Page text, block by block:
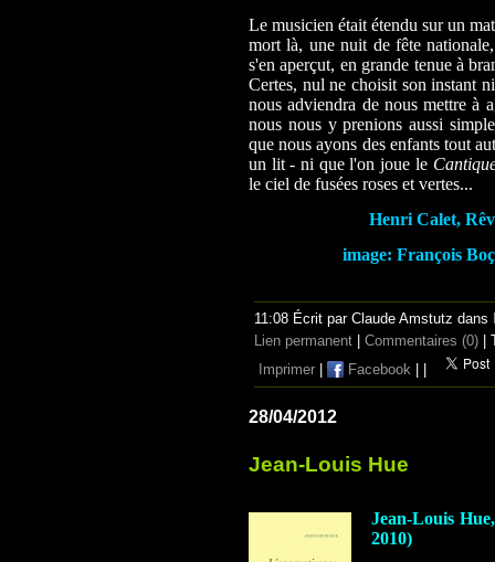
Le musicien était étendu sur un
mort là, une nuit de fête
s'en aperçut, en grande tenue à
Certes, nul ne choisit son instant
nous adviendra de nous mettre à
nous nous y prenions aussi
que nous ayons des enfants tout
un lit - ni que l'on joue le
le ciel de fusées roses et vertes...
Henri Calet,
image: François
11:08 Écrit par Claude Amstutz dans
Lien permanent
Commentaires (0) |
Imprimer
Facebook
28/04/2012
Jean-Louis Hue
Jean-Louis
2010)